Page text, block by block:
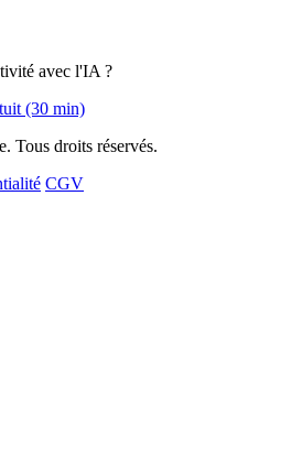
avec l'IA ?
(30 min)
Tous droits réservés.
CGV